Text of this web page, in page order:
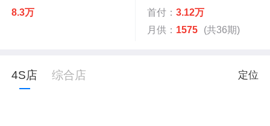
8.3万 首付： 3.12万
月供： 1575 (共36期)
4S店 综合店 定位